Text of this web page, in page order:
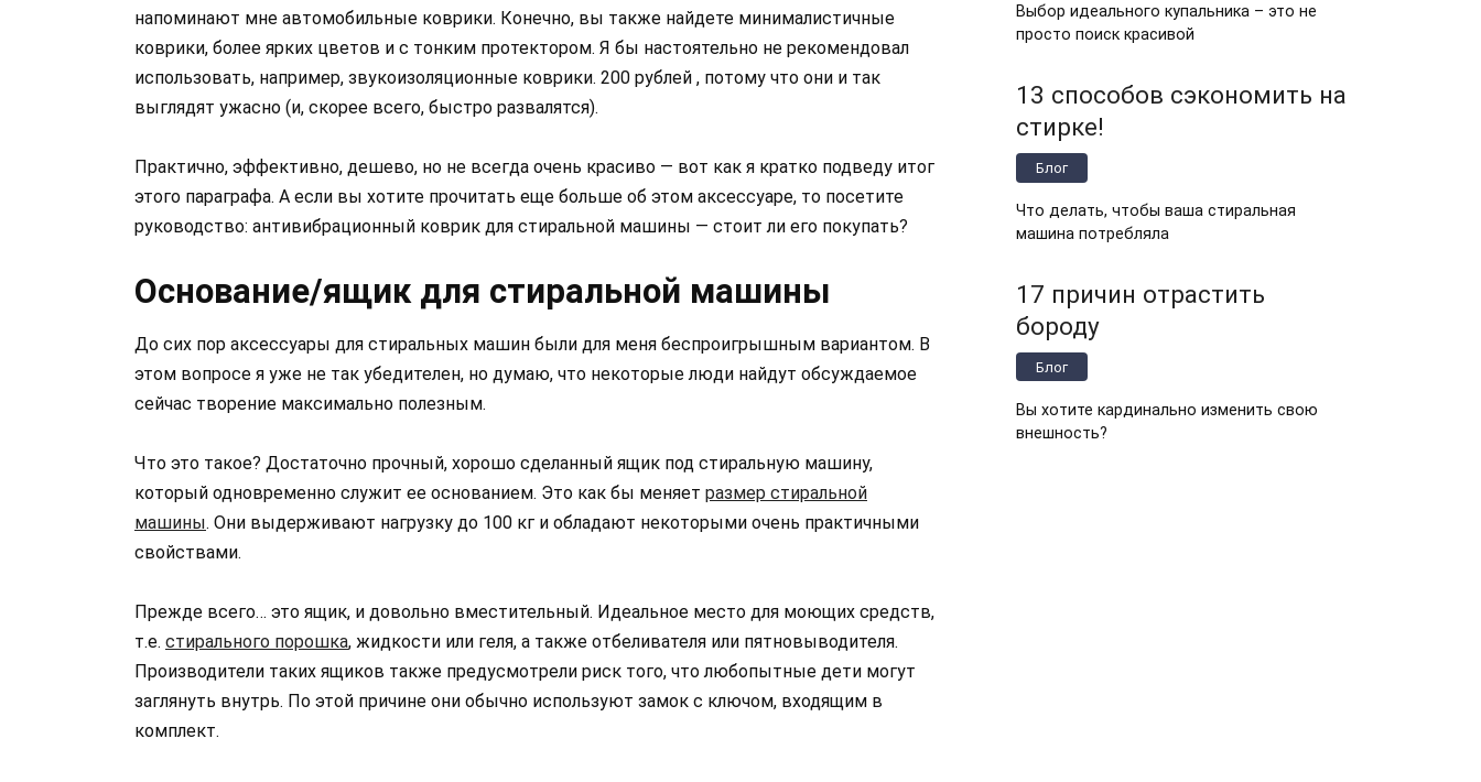
напоминают мне автомобильные коврики. Конечно, вы также найдете минималистичные
коврики, более ярких цветов и с тонким протектором. Я бы настоятельно не рекомендовал
использовать, например, звукоизоляционные коврики. 200 рублей , потому что они и так
выглядят ужасно (и, скорее всего, быстро развалятся).
Практично, эффективно, дешево, но не всегда очень красиво — вот как я кратко подведу итог
этого параграфа. А если вы хотите прочитать еще больше об этом аксессуаре, то посетите
руководство: антивибрационный коврик для стиральной машины — стоит ли его покупать?
Основание/ящик для стиральной машины
До сих пор аксессуары для стиральных машин были для меня беспроигрышным вариантом. В
этом вопросе я уже не так убедителен, но думаю, что некоторые люди найдут обсуждаемое
сейчас творение максимально полезным.
Что это такое? Достаточно прочный, хорошо сделанный ящик под стиральную машину,
который одновременно служит ее основанием. Это как бы меняет размер стиральной
машины. Они выдерживают нагрузку до 100 кг и обладают некоторыми очень практичными
свойствами.
Прежде всего… это ящик, и довольно вместительный. Идеальное место для моющих средств,
т.е. стирального порошка, жидкости или геля, а также отбеливателя или пятновыводителя.
Производители таких ящиков также предусмотрели риск того, что любопытные дети могут
заглянуть внутрь. По этой причине они обычно используют замок с ключом, входящим в
комплект.
Выбор идеального купальника – это не
просто поиск красивой
13 способов сэкономить на
стирке!
Блог
Что делать, чтобы ваша стиральная
машина потребляла
17 причин отрастить
бороду
Блог
Вы хотите кардинально изменить свою
внешность?